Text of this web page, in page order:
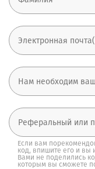
Если вам
код, впишите его и вы
Вами не поделились
которым вы сможете